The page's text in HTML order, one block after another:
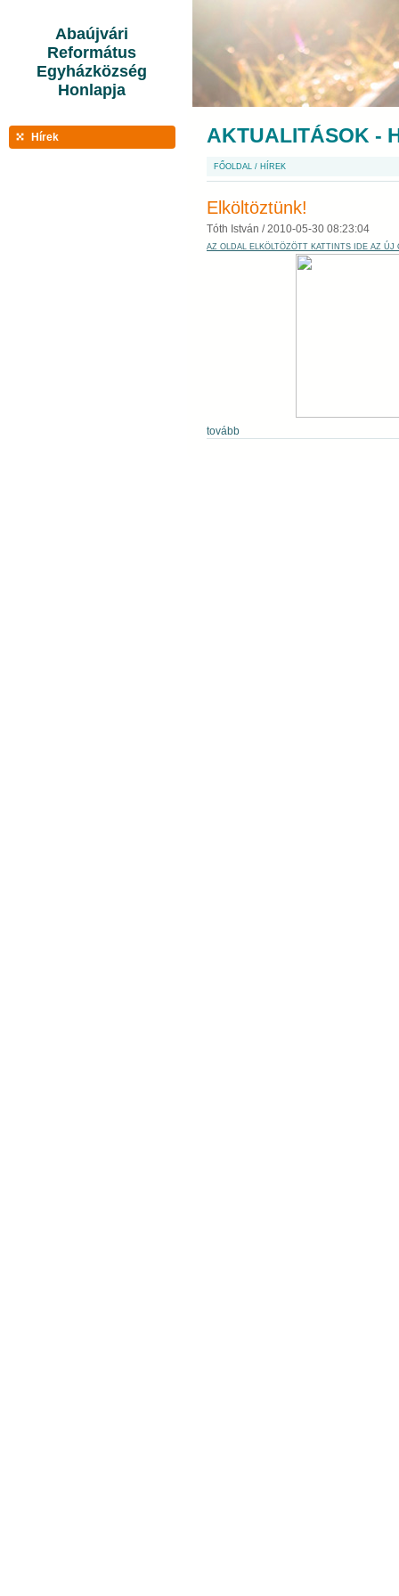
Abaújvári
Református
Egyházközség
Honlapja
Hírek AKTUALITÁSOK -
FŐOLDAL / HÍREK
Elköltöztünk!
Tóth István /2010-05-30 08:23:04
AZ OLDAL ELKÖLTÖZÖTT KATTINTS IDE AZ ÚJ
tovább